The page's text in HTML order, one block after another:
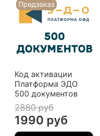
Предзаказ
Код активации
Платформа ЭДО
500 документов
2880 руб
1990 руб